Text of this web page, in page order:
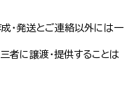
・発送とご連絡以外には一
者に譲渡・提供することは